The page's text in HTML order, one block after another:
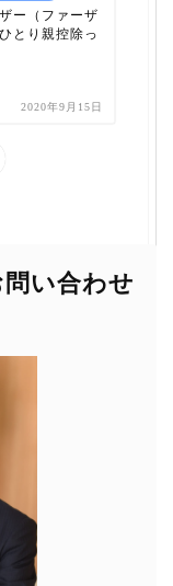
ー（ファーザ
とり親控除っ
2020年9月15日
い合わせ